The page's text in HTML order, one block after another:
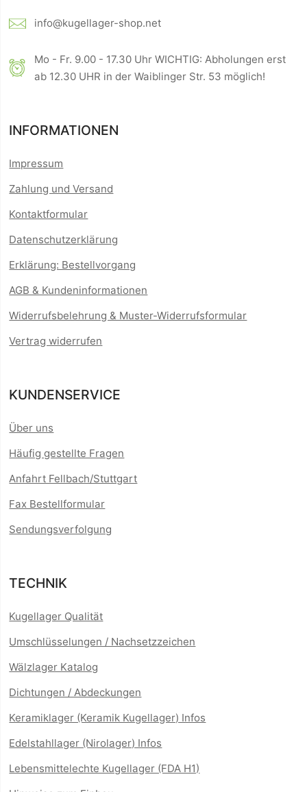
info@kugellager-shop.net
Mo - Fr. 9.00 - 17.30 Uhr WICHTIG: Abholungen erst
ab 12.30 UHR in der Waiblinger Str. 53 möglich!
INFORMATIONEN
Impressum
Zahlung und Versand
Kontaktformular
Datenschutzerklärung
Erklärung: Bestellvorgang
AGB & Kundeninformationen
Widerrufsbelehrung & Muster-Widerrufsformular
Vertrag widerrufen
KUNDENSERVICE
Über uns
Häufig gestellte Fragen
Anfahrt Fellbach/Stuttgart
Fax Bestellformular
Sendungsverfolgung
TECHNIK
Kugellager Qualität
Umschlüsselungen / Nachsetzzeichen
Wälzlager Katalog
Dichtungen / Abdeckungen
Keramiklager (Keramik Kugellager) Infos
Edelstahllager (Nirolager) Infos
Lebensmittelechte Kugellager (FDA H1)